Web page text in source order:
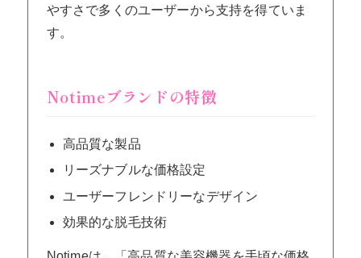
やすさで多くのユーザーから支持を得ていま
す。
Notimeブランドの特徴
高品質な製品
リーズナブルな価格設定
ユーザーフレンドリーなデザイン
効果的な脱毛技術